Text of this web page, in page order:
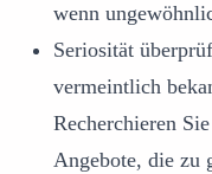
wenn
Seriosität
vermeintlich
Recherchieren
Angebote, die zu